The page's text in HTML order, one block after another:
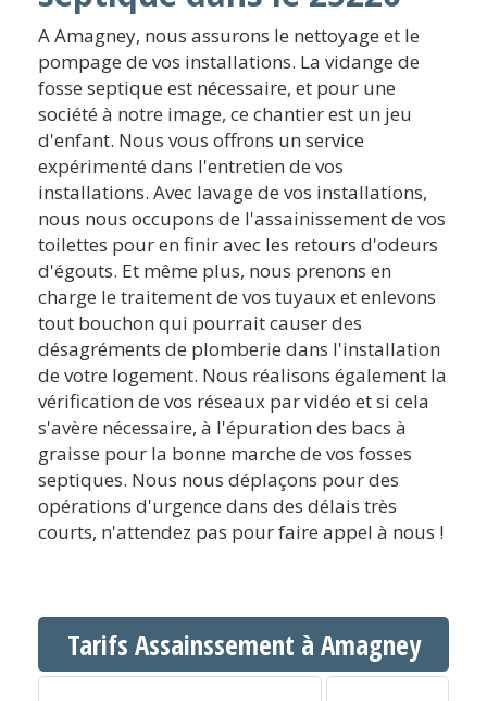
A Amagney, nous assurons le nettoyage et le
pompage de vos installations. La vidange de
fosse septique est nécessaire, et pour une
société à notre image, ce chantier est un jeu
d'enfant. Nous vous offrons un service
expérimenté dans l'entretien de vos
installations. Avec lavage de vos installations,
nous nous occupons de l'assainissement de vos
toilettes pour en finir avec les retours d'odeurs
d'égouts. Et même plus, nous prenons en
charge le traitement de vos tuyaux et enlevons
tout bouchon qui pourrait causer des
désagréments de plomberie dans l'installation
de votre logement. Nous réalisons également la
vérification de vos réseaux par vidéo et si cela
s'avère nécessaire, à l'épuration des bacs à
graisse pour la bonne marche de vos fosses
septiques. Nous nous déplaçons pour des
opérations d'urgence dans des délais très
courts, n'attendez pas pour faire appel à nous !
Tarifs Assainssement à Amagney